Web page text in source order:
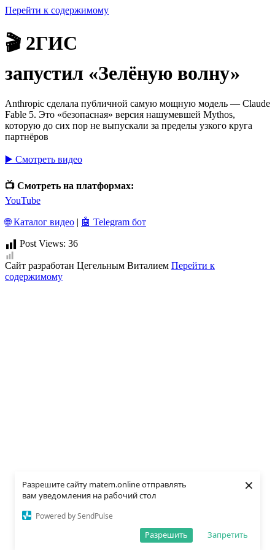
Разрешите сайту matem.online отправлять
вам уведомления на рабочий стол
Powered by SendPulse
Запретить
Разрешить
×
Перейти к содержимому
🎬 2ГИС
запустил «Зелёную волну»
Anthropic сделала публичной самую мощную модель — Claude
Fable 5. Это «безопасная» версия нашумевшей Mythos,
которую до сих пор не выпускали за пределы узкого круга
партнёров
▶️ Смотреть видео
📺 Смотреть на платформах:
YouTube
🌐 Каталог видео | 🤖 Telegram бот
Post Views: 36
Живые вебинары по математике. По вторникам и
Сайт разработан Цегельным Виталием Перейти к
содержимому